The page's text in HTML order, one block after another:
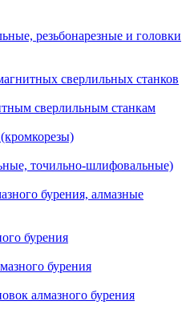
резьбонарезные и головки
сверлильных станков
сверлильным станкам
точильно-шлифовальные)
бурения, алмазные
бурения
бурения
алмазного бурения